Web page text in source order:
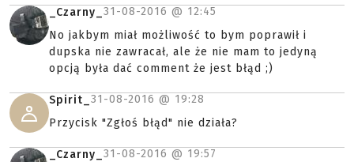
_Czarny_ 31-08-2016 @ 12:45
No jakbym miał możliwość to bym poprawił i
dupska nie zawracał, ale że nie mam to jedyną
opcją była dać comment że jest błąd ;)
Spirit_ 31-08-2016 @ 19:28
Przycisk "Zgłoś błąd" nie działa?
_Czarny_ 31-08-2016 @ 19:57